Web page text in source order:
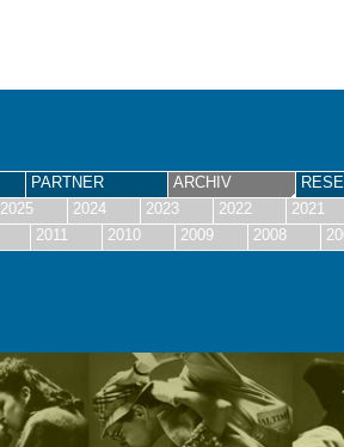
PARTNER ARCHIV
2025 2024 2023 2022
2021
2011 2010 2009 2008